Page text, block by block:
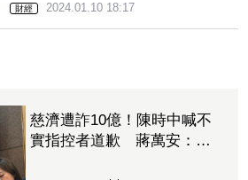
財經 2024.01.10 18:17
慈濟遭詐10億！陳時中喊不
實指控者道歉 蔣萬安：政